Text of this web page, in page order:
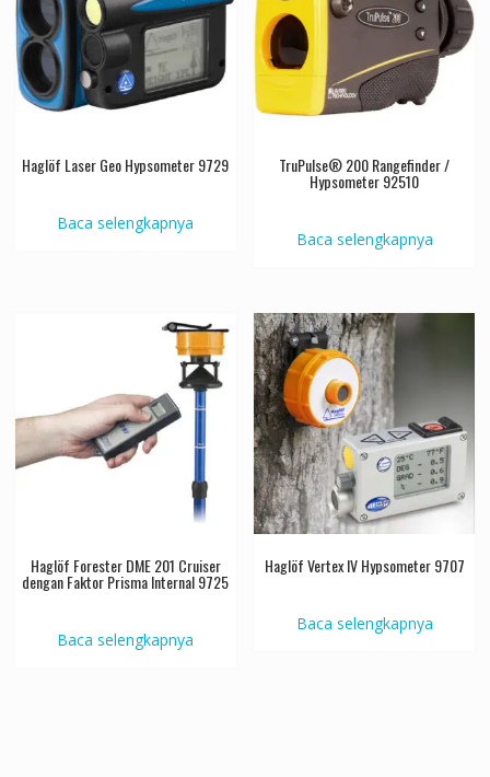
Haglöf Laser Geo Hypsometer 9729
Baca selengkapnya
TruPulse® 200 Rangefinder /
Hypsometer 92510
Baca selengkapnya
Haglöf Forester DME 201 Cruiser
dengan Faktor Prisma Internal 9725
Baca selengkapnya
Haglöf Vertex IV Hypsometer 9707
Baca selengkapnya